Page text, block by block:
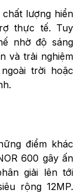
chất lượng hiển
thực tế. Tuy
nhờ độ sáng
và trải nghiệm
trời hoặc
điểm khác
600 gây ấn
giải lên tới
rộng 12MP.